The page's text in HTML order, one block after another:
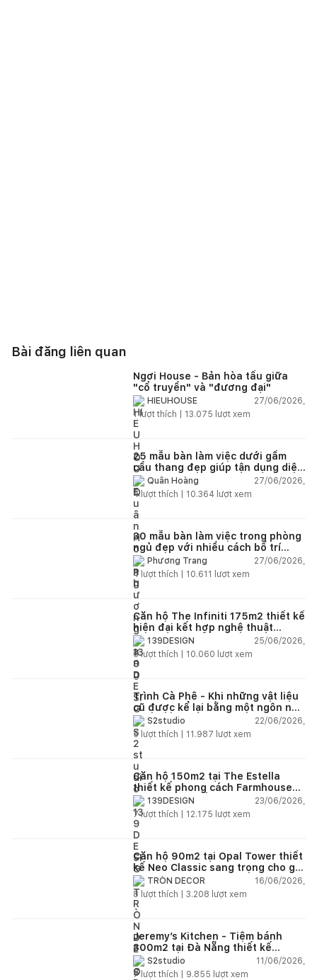
Bài đăng liên quan
Ngơi House - Bản hòa tấu giữa
"cổ truyền" và "đương đại"
HIEUHOUSE
27/06/2026,
1lượt thích | 13.075 lượt xem
25 mẫu bàn làm việc dưới gầm
cầu thang đẹp giúp tận dụng diện
tích tưởng chừng bị bỏ quên
Quân Hoàng
27/06/2026,
4lượt thích | 10.364 lượt xem
30 mẫu bàn làm việc trong phòng
ngủ đẹp với nhiều cách bố trí
thông minh cho mọi diện tích
Phương Trang
27/06/2026,
4 lượt thích | 10.611 lượt xem
Căn hộ The Infiniti 175m2 thiết kế
hiện đại kết hợp nghệ thuật
Modern Art đầy cảm xúc
139DESIGN
25/06/2026,
6lượt thích | 10.060 lượt xem
Trình Cà Phê - Khi những vật liệu
cũ được kể lại bằng một ngôn ngữ
thiết kế mới
S2studio
22/06/2026,
5 lượt thích | 11.987 lượt xem
Căn hộ 150m2 tại The Estella
thiết kế phong cách Farmhouse
thanh lịch và ấm áp
139DESIGN
23/06/2026,
7lượt thích | 12.175 lượt xem
Căn hộ 90m2 tại Opal Tower thiết
kế Neo Classic sang trọng cho gia
đình trẻ
TRÒN DECOR
16/06/2026,
8 lượt thích | 3.208 lượt xem
Jeremy’s Kitchen - Tiệm bánh
300m2 tại Đà Nẵng thiết kế
phong cách công nghiệp hiện đại
ngập tràn ánh sáng tự nhiên
S2studio
11/06/2026,
7lượt thích | 9.855 lượt xem